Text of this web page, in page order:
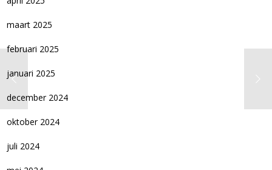
maart 2025
februari 2025
januari 2025
december 2024
oktober 2024
juli 2024